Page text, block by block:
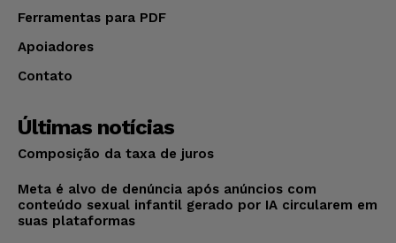
Ferramentas para PDF
Apoiadores
Contato
Últimas notícias
Composição da taxa de juros
Meta é alvo de denúncia após anúncios com
conteúdo sexual infantil gerado por IA circularem em
suas plataformas